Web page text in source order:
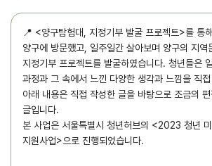
📍 <양구탐험대, 지정기부 발굴 프로젝트>를 통
양구에 방문했고, 일주일간 살아보며 양구의 지역
지정기부 프로젝트를 발굴하였습니다. 청년들은
과정과 그 속에서 느낀 다양한 생각과 느낌을 직
아래 내용은 직접 작성한 글을 바탕으로 조금의
글입니다.
본 사업은 서울특별시 청년허브의 <2023 청년
지원사업>으로 진행되었습니다.